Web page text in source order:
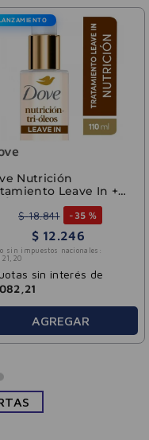
Nutrición
Leave In +
Óleos 110 ml
$ 18.841 - 35 %
$ 12.246
sin impuestos nacionales:
, 20
sin interés de
21
AGREGAR